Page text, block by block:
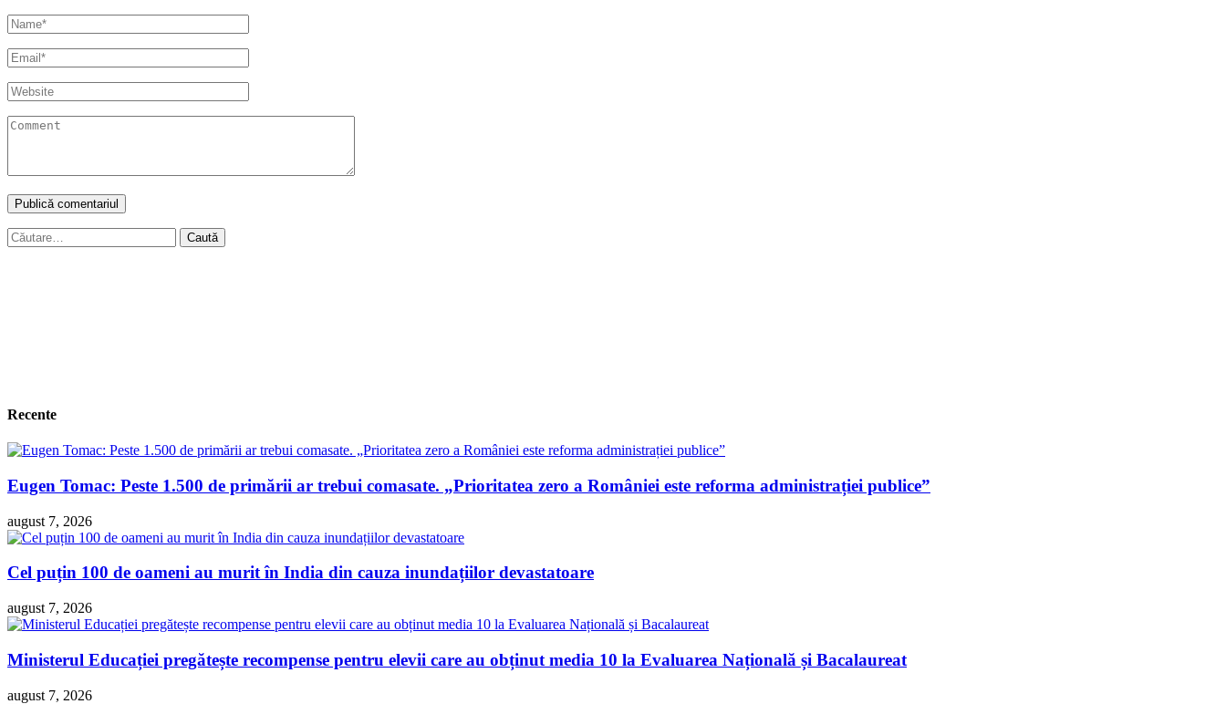
Caută
după:
Recente
Eugen Tomac: Peste 1.500 de primării ar trebui comasate. „Prioritatea zero a României este reforma administrației publice”
august 7, 2026
Cel puțin 100 de oameni au murit în India din cauza inundațiilor devastatoare
august 7, 2026
Ministerul Educației pregătește recompense pentru elevii care au obținut media 10 la Evaluarea Națională și Bacalaureat
august 7, 2026